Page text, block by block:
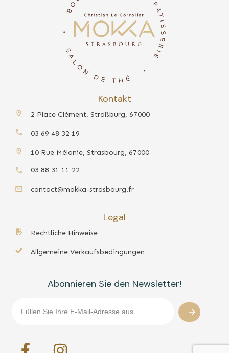
Kontakt
2 Place Clément, Straßburg, 67000
03 69 48 32 19
10 Rue Mélanie, Strasbourg, 67000
03 88 31 11 22
contact@mokka-strasbourg.fr
Legal
Rechtliche Hinweise
Allgemeine Verkaufsbedingungen
Abonnieren Sie den Newsletter!